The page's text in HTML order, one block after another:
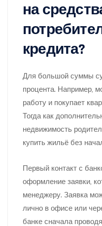
на
кредита?
Для большой суммы
процента. Например,
работу и покупает
Тогда как
недвижимость
купить жильё без
Первый контакт с
оформление заявки,
менеджеру. Заявка
лично в офисе или
банке сначала